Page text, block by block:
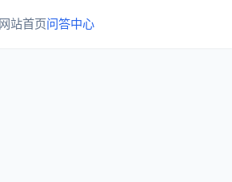
网站首页问答中心